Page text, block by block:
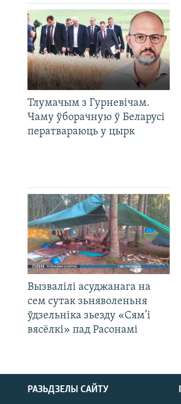
Тлумачым з Гурневічам.
Чаму ўборачную ў Беларусі
ператвараюць у цырк
Вызвалілі асуджанага на
сем сутак зьняволеньня
ўдзельніка зьезду «Сям’і
вясёлкі» пад Расонамі
РАЗЬДЗЕЛЫ САЙТУ